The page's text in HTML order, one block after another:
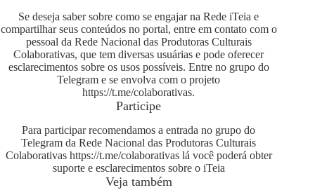
Se deseja saber sobre como se engajar na Rede iTeia e
compartilhar seus conteúdos no portal, entre em contato com o
pessoal da Rede Nacional das Produtoras Culturais
Colaborativas, que tem diversas usuárias e pode oferecer
esclarecimentos sobre os usos possíveis. Entre no grupo do
Telegram e se envolva com o projeto
https://t.me/colaborativas.
Participe
Para participar recomendamos a entrada no grupo do
Telegram da Rede Nacional das Produtoras Culturais
Colaborativas https://t.me/colaborativaslá você poderá obter
suporte e esclarecimentos sobre o iTeia
Veja também